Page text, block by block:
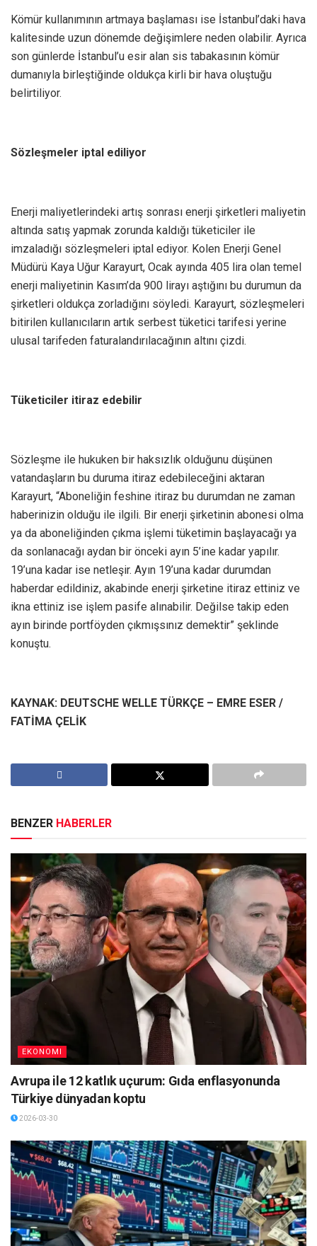
Kömür kullanımının artmaya başlaması ise İstanbul’daki hava
kalitesinde uzun dönemde değişimlere neden olabilir. Ayrıca
son günlerde İstanbul’u esir alan sis tabakasının kömür
dumanıyla birleştiğinde oldukça kirli bir hava oluştuğu
belirtiliyor.
Sözleşmeler iptal ediliyor
Enerji maliyetlerindeki artış sonrası enerji şirketleri maliyetin
altında satış yapmak zorunda kaldığı tüketiciler ile
imzaladığı sözleşmeleri iptal ediyor. Kolen Enerji Genel
Müdürü Kaya Uğur Karayurt, Ocak ayında 405 lira olan temel
enerji maliyetinin Kasım’da 900 lirayı aştığını bu durumun da
şirketleri oldukça zorladığını söyledi. Karayurt, sözleşmeleri
bitirilen kullanıcıların artık serbest tüketici tarifesi yerine
ulusal tarifeden faturalandırılacağının altını çizdi.
Tüketiciler itiraz edebilir
Sözleşme ile hukuken bir haksızlık olduğunu düşünen
vatandaşların bu duruma itiraz edebileceğini aktaran
Karayurt, “Aboneliğin feshine itiraz bu durumdan ne zaman
haberinizin olduğu ile ilgili. Bir enerji şirketinin abonesi olma
ya da aboneliğinden çıkma işlemi tüketimin başlayacağı ya
da sonlanacağı aydan bir önceki ayın 5’ine kadar yapılır.
19’una kadar ise netleşir. Ayın 19’una kadar durumdan
haberdar edildiniz, akabinde enerji şirketine itiraz ettiniz ve
ikna ettiniz ise işlem pasife alınabilir. Değilse takip eden
ayın birinde portföyden çıkmışsınız demektir” şeklinde
konuştu.
KAYNAK: DEUTSCHE WELLE TÜRKÇE – EMRE ESER /
FATİMA ÇELİK
BENZER HABERLER
EKONOMI
Avrupa ile 12 katlık uçurum: Gıda enflasyonunda
Türkiye dünyadan koptu
2026-03-30